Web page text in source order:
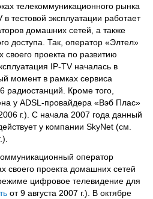
телекоммуникационного рынка
тестовой эксплуатации работает
домашних сетей, а также
доступа. Так, оператор «Элтел»
своего проекта по развитию
IP-TV началась в
момент в рамках сервиса
радиостанций. Кроме того,
у ADSL-провайдера «Вэб Плас»
г.). С начала 2007 года данный
у компании SkyNet (см.
оператор
своего проекта домашних сетей
цифровое телевидение для
от 9 августа 2007 г.). В октябре